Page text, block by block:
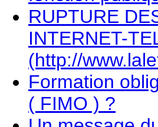
RUPTURE
INTERNET-
(http://
Formation
( FIMO ) ?